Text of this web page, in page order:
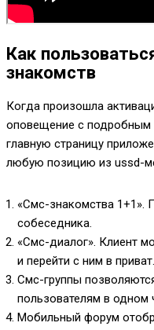
Как
знакомств
Когда произошла
оповещение с подробным
главную страницу
любую позицию из ussd-
«Смс-знакомства 1+1».
собеседника.
«Смс-диалог». Клиент
и перейти с ним в приват.
Смс-группы
пользователям в одном
Мобильный форум